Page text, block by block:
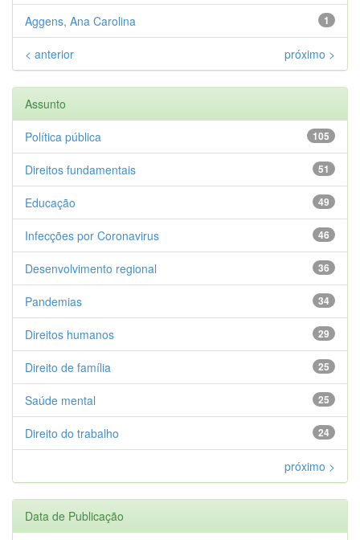
1
Aggens, Ana Carolina
< anterior próximo >
Assunto
105
Política pública
51
Direitos fundamentais
49
Educação
46
Infecções por Coronavirus
36
Desenvolvimento regional
34
Pandemias
29
Direitos humanos
25
Direito de família
25
Saúde mental
24
Direito do trabalho
próximo >
Data de Publicação